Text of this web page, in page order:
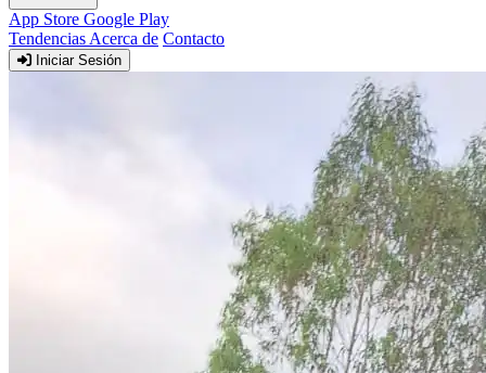
App Store Google Play
Tendencias Acerca de Contacto
Iniciar Sesión